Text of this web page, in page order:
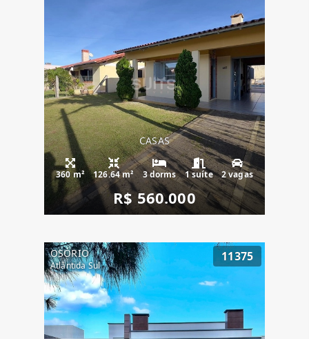
CASAS
360 m² 126.64 m² 3 dorms 1 suíte 2 vagas
R$ 560.000
OSÓRIO
Atlântida Sul
11375